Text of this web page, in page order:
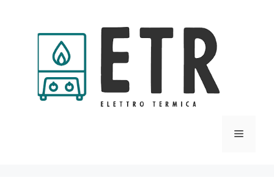
contenuto
Menu